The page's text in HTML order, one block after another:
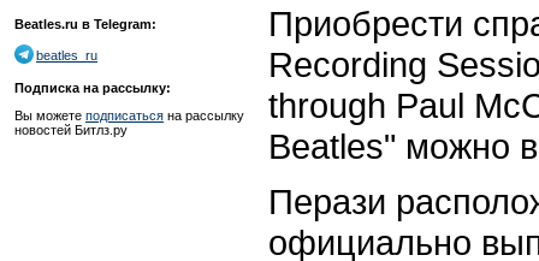
Beatles.ru в Telegram:
beatles_ru
Подписка на рассылку:
Вы можете подписаться на рассылку
новостей Битлз.ру
Приобрести
Recording
through Paul
Beatles" можно
Перази
официально